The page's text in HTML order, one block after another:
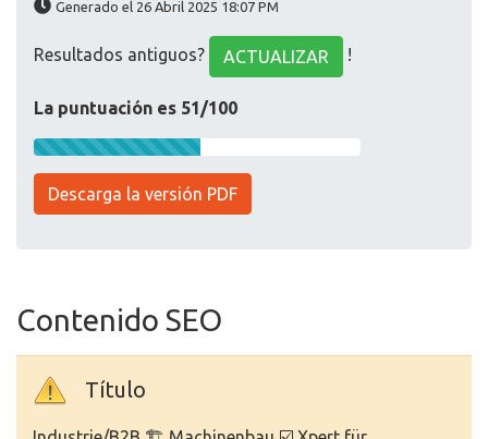
Generado el 26 Abril 2025 18:07 PM
Resultados antiguos? ACTUALIZAR !
La puntuación es 51/100
Descarga la versión PDF
Contenido SEO
Título